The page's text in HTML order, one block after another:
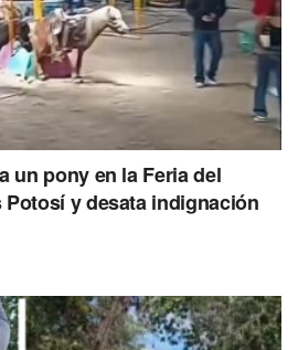
los lesionados se encuentra
otra pequeña de 6 años.
un pony en la Feria del
Potosí y desata indignación